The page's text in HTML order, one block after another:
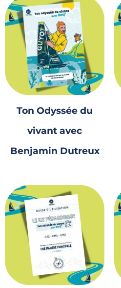
Ton Odyssée du
vivant avec
Benjamin Dutreux